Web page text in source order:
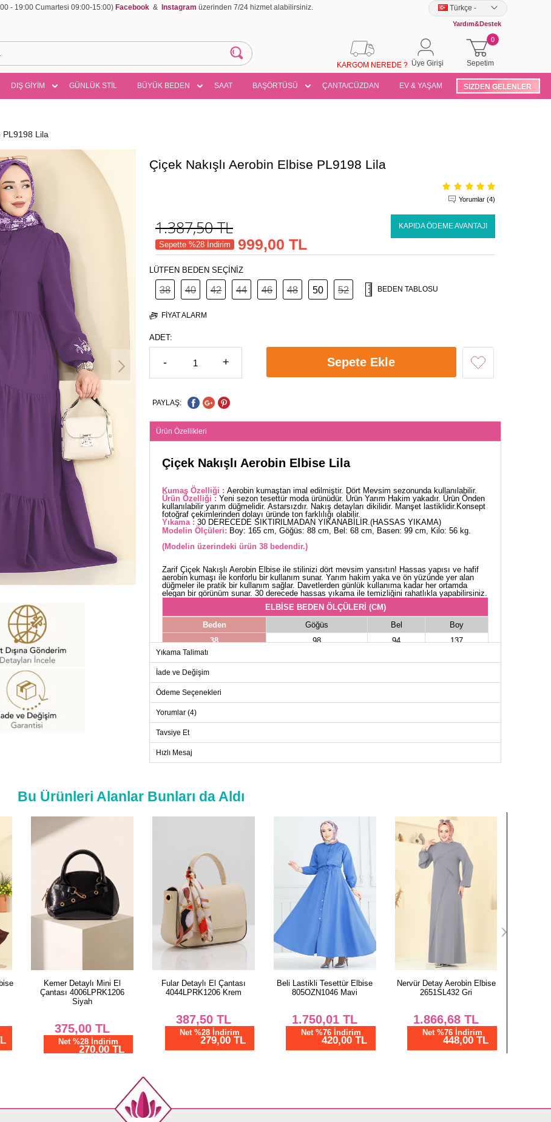
- 19:00 Cumartesi 09:00-15:00) Facebook & Instagram üzerinden 7/24 hizmet alabilirsiniz. Türkçe -
Yardım&Destek
Sepetim
0
Üye Girişi
KARGOM NEREDE ?
DIŞ GİYİM GÜNLÜK STİL BÜYÜK BEDEN SAAT BAŞÖRTÜSÜ ÇANTA/CÜZDAN EV & YAŞAM SİZDEN GELENLER
PL9198 Lila
Çiçek Nakışlı Aerobin Elbise PL9198 Lila
Yorumlar (4)
1.387,50TL KAPIDA ÖDEME AVANTAJI
Sepette %28 İndirim 999,00 TL
LÜTFEN BEDEN SEÇİNİZ
38 40 42 44 46 48 50 52 BEDEN TABLOSU
FIYAT ALARM
ADET:
- + Sepete Ekle
PAYLAŞ:
Ürün Özellikleri
Çiçek Nakışlı Aerobin Elbise Lila
Kumaş Özelliği : Aerobin kumaştan imal edilmiştir. Dört Mevsim sezonunda kullanılabilir.
Ürün Özelliği : Yeni sezon tesettür moda ürünüdür. Ürün Yarım Hakim yakadır. Ürün Önden
kullanılabilir yarım düğmelidir. Astarsızdır. Nakış detayları dikilidir. Manşet lastiklidir.Konsept
fotoğraf çekimlerinden dolayı üründe ton farklılığı olabilir.
Yıkama : 30 DERECEDE SIKTIRILMADAN YIKANABİLİR.(HASSAS YIKAMA)
Modelin Ölçüleri: Boy: 165 cm, Göğüs: 88 cm, Bel: 68 cm, Basen: 99 cm, Kilo: 56 kg.
(Modelin üzerindeki ürün 38 bedendir.)
Zarif Çiçek Nakışlı Aerobin Elbise ile stilinizi dört mevsim yansıtın! Hassas yapısı ve hafif
aerobin kumaşı ile konforlu bir kullanım sunar. Yarım hakim yaka ve ön yüzünde yer alan
düğmeler ile pratik bir kullanım sağlar. Davetlerden günlük kullanıma kadar her ortamda
elegan bir görünüm sunar. 30 derecede hassas yıkama ile temizliğini rahatlıkla yapabilirsiniz.
ELBİSE BEDEN ÖLÇÜLERİ (CM)
Beden
Göğüs Bel
Boy
38
98 94
137
44
46
114 108
137
Yıkama Talimatı
İade ve Değişim
Ödeme Seçenekleri
Yorumlar (4)
Tavsiye Et
Hızlı Mesaj
Bu Ürünleri Alanlar Bunları da Aldı
Kemer Detaylı Mini El
Çantası 4006LPRK1206
Siyah
375,00 TL
Net %28 İndirim
270,00 TL
Fular Detaylı El Çantası
4044LPRK1206 Krem
387,50TL
Net %28 İndirim
279,00 TL
Beli Lastikli Tesettür Elbise
805OZN1046 Mavi
1.750,01 TL
Net %76 İndirim
420,00 TL
Nervür Detay Aerobin Elbise
2651SL432 Gri
1.866,68 TL
Net %76 İndirim
448,00 TL